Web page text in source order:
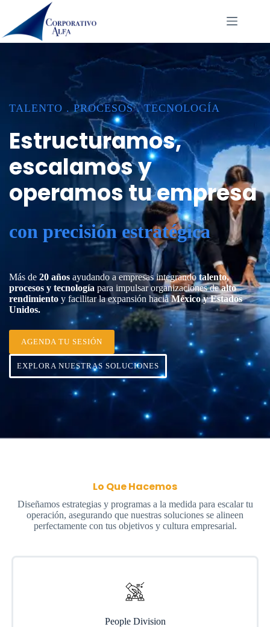
contenido
TALENTO . PROCESOS . TECNOLOGÍA
Estructuramos,
escalamos y
operamos tu empresa
con precisión estratégica
Más de 20 años ayudando a empresas integrando talento,
procesos y tecnología para impulsar organizaciones dealto
rendimiento y facilitar la expansión haciaMéxico y Estados
Unidos.
AGENDA TU SESIÓN
EXPLORA NUESTRAS SOLUCIONES
Lo Que Hacemos
Diseñamos estrategias y programas a la medida para escalar tu
operación, asegurando que nuestras soluciones se alineen
perfectamente con tus objetivos y cultura empresarial.
People Division